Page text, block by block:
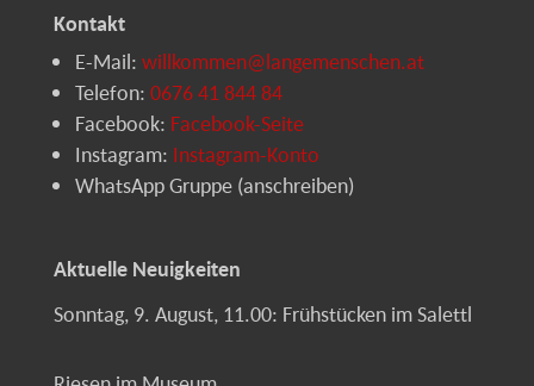
Kontakt
E-Mail: willkommen@langemenschen.at
Telefon: 0676 41 844 84
Facebook: Facebook-Seite
Instagram: Instagram-Konto
WhatsApp Gruppe (anschreiben)
Aktuelle Neuigkeiten
Sonntag, 9. August, 11.00: Frühstücken im Salettl